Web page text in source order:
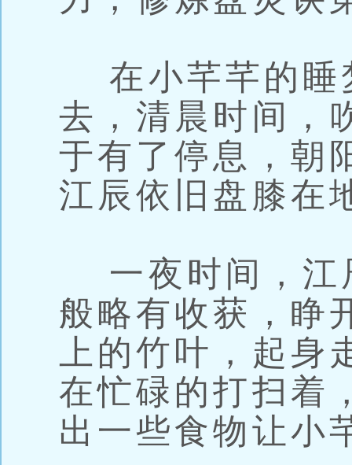
在小芊芊的睡
去，清晨时间，
于有了停息，朝
江辰依旧盘膝在
一夜时间，江
般略有收获，睁
上的竹叶，起
在忙碌的打扫着
出一些食物让小